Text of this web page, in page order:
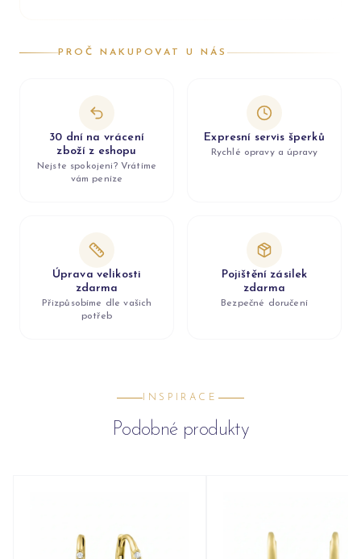
PROČ NAKUPOVAT U NÁS
30 dní na vrácení
zboží z eshopu
Nejste spokojeni? Vrátíme
vám peníze
Expresní servis šperků
Rychlé opravy a úpravy
Úprava velikosti
zdarma
Přizpůsobíme dle vašich
potřeb
Pojištění zásilek
zdarma
Bezpečné doručení
INSPIRACE
Podobné produkty